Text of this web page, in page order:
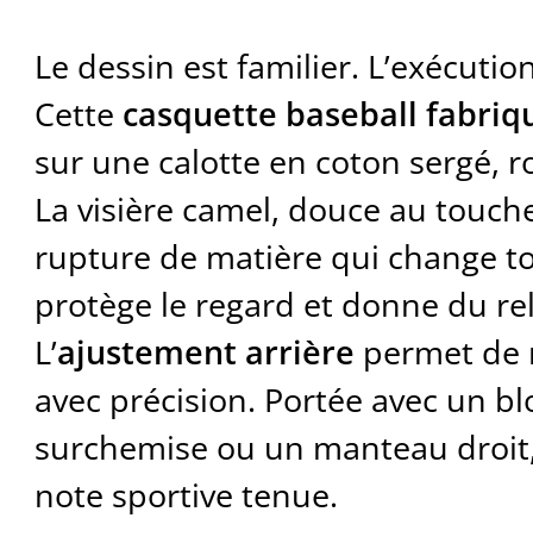
Le dessin est familier.
Cette casquette baseball
sur une calotte en coton sergé,
La visière camel, douce au
rupture de matière qui change
protège le regard et donne du
L’ajustement arrière permet de
avec précision. Portée avec un
surchemise ou un manteau
note sportive tenue.